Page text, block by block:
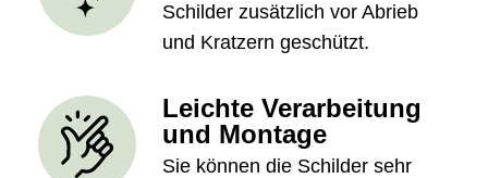
Schilder zusätzlich vor Abrieb
und Kratzern geschützt.
Leichte Verarbeitung
und Montage
Sie können die Schilder sehr